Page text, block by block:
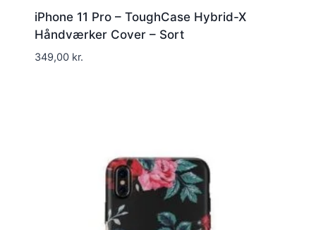
iPhone 11 Pro – ToughCase Hybrid-X
Håndværker Cover – Sort
349,00 kr.